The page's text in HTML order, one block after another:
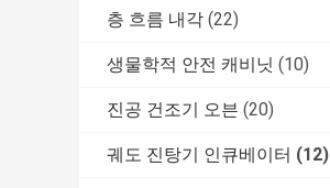
층 흐름 내각 (22)
생물학적 안전 캐비닛 (10)
진공 건조기 오븐 (20)
궤도 진탕기 인큐베이터 (12)